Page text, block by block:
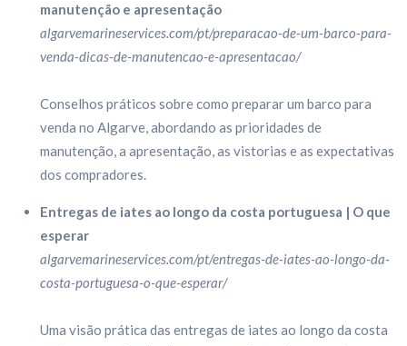
manutenção e apresentação
algarvemarineservices.com/pt/preparacao-de-um-barco-para-
venda-dicas-de-manutencao-e-apresentacao/
Conselhos práticos sobre como preparar um barco para
venda no Algarve, abordando as prioridades de
manutenção, a apresentação, as vistorias e as expectativas
dos compradores.
Entregas de iates ao longo da costa portuguesa | O que
esperar
algarvemarineservices.com/pt/entregas-de-iates-ao-longo-da-
costa-portuguesa-o-que-esperar/
Uma visão prática das entregas de iates ao longo da costa